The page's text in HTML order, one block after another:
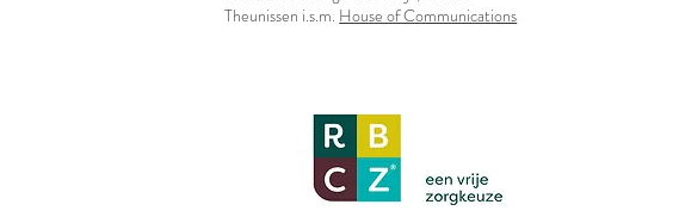
Theunissen i.s.m. House of Communications